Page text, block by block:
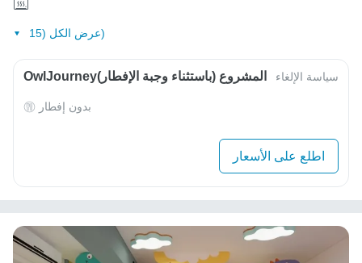
عرض الكل (15)
OwlJourneyالمشروع (باستثناء وجبة الإفطار) سياسة الإلغاء
بدون إفطار
اطلع على الأسعار